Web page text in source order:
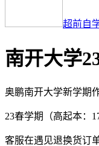
超前自
南开大学
奥鹏南开大学新学期
23春学期（高起本：
客服在遇见退换货订